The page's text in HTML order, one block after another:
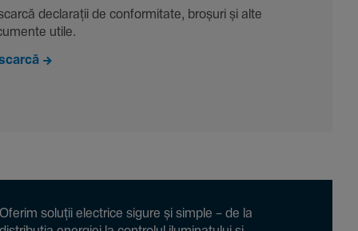
decla­rații de conformitate, broșuri și alte
utile.
soluții electrice sigure și simple – de la